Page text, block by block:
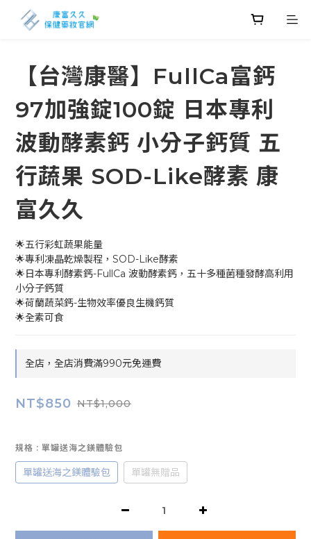
【台灣康醫】FullCa富鈣
97加強錠100錠 日本專利
波動酵素鈣 小分子鈣質 五
行蔬果 SOD-Like酵素 康
富久久
🌟五行彩虹蔬果能量
🌟專利凍晶乾燥製程，SOD-Like酵素
🌟日本專利酵素鈣-FullCa 波動酵素鈣，五十多種菌種發酵高利用
小分子鈣質
🌟荷蘭蔬菜鈣-生物效率優良生機鈣質
🌟全素可食
全店，全店消費滿990元免運費
NT$850 NT$1,000
規格 : 單罐送海之鎂體驗包
單罐送海之鎂體驗包 單罐無贈品